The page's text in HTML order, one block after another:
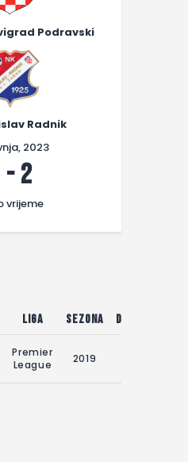
Podravski
Radnik
2023
-2
vrijeme
Liga Sezona Dan utakmice
Premier
League
2019